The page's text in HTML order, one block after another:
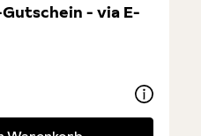
- via E-
- via E-Mail